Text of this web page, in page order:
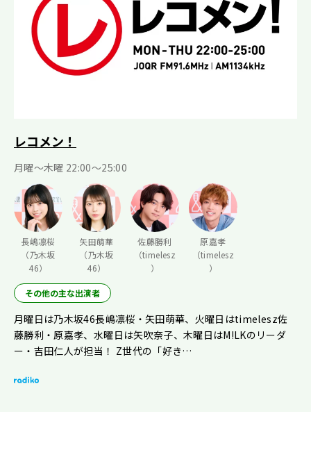
レコメン！
月曜〜木曜 22:00〜25:00
長嶋凛桜
（乃木坂
46）
矢田萌華
（乃木坂
46）
佐藤勝利
（timelesz
）
原嘉孝
（timelesz
）
その他の主な出演者
月曜日は乃木坂46長嶋凛桜・矢田萌華、火曜日はtimelesz佐
藤勝利・原嘉孝、水曜日は矢吹奈子、木曜日はM!LKのリーダ
ー・吉田仁人が担当！ Z世代の「好き…